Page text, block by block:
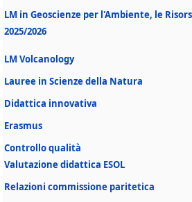
LM in Geoscienze per l'Ambiente, le
2025/2026
LM Volcanology
Lauree in Scienze della Natura
Didattica innovativa
Erasmus
Controllo qualità
Valutazione didattica ESOL
Relazioni commissione paritetica